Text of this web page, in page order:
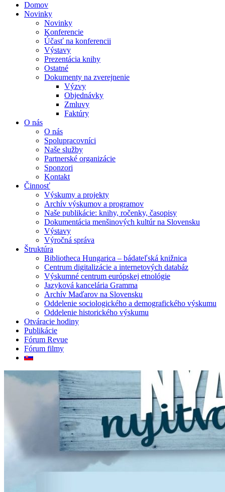
Domov
Novinky
Novinky
Konferencie
Účasť na konferencii
Výstavy
Prezentácia knihy
Ostatné
Dokumenty na zverejnenie
Výzvy
Objednávky
Zmluvy
Faktúry
O nás
O nás
Spolupracovníci
Naše služby
Partnerské organizácie
Sponzori
Kontakt
Činnosť
Výskumy a projekty
Archív výskumov a programov
Naše publikácie: knihy, ročenky, časopisy
Dokumentácia menšinových kultúr na Slovensku
Výstavy
Výročná správa
Štruktúra
Bibliotheca Hungarica – bádateľská knižnica
Centrum digitalizácie a internetových databáz
Výskumné centrum európskej etnológie
Jazyková kancelária Gramma
Archív Maďarov na Slovensku
Oddelenie sociologického a demografického výskumu
Oddelenie historického výskumu
Otváracie hodiny
Publikácie
Fórum Revue
Fórum filmy